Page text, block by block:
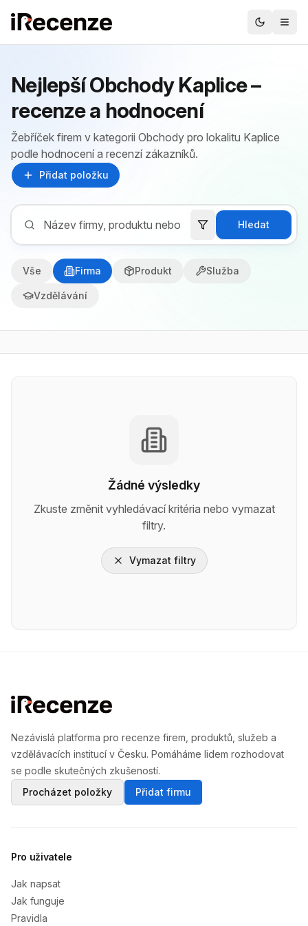
Nejlepší Obchody Kaplice –
recenze a hodnocení
Žebříček firem v kategorii Obchody pro lokalitu Kaplice
podle hodnocení a recenzí zákazníků.
Přidat položku
Hledat
Vše Firma Produkt Služba
Vzdělávání
Žádné výsledky
Zkuste změnit vyhledávací kritéria nebo vymazat
filtry.
Vymazat filtry
Nezávislá platforma pro recenze firem, produktů, služeb a
vzdělávacích institucí v Česku. Pomáháme lidem rozhodovat
se podle skutečných zkušeností.
Procházet položky
Přidat firmu
Pro uživatele
Jak napsat
Jak funguje
Pravidla